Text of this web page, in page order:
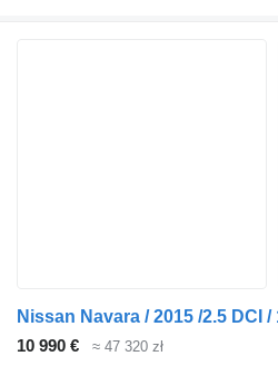
Nissan Navara / 2015 /2.5 DCI /
10 990 €
≈ 47 320 zł